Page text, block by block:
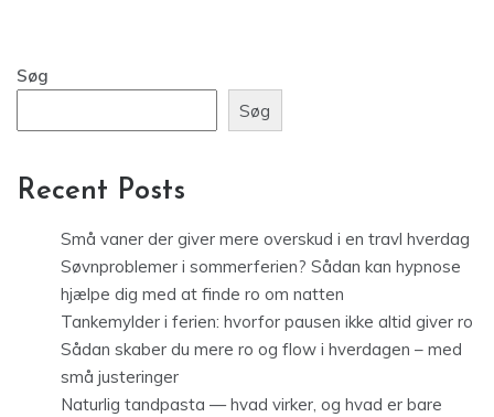
Søg
Søg
Recent Posts
Små vaner der giver mere overskud i en travl hverdag
Søvnproblemer i sommerferien? Sådan kan hypnose
hjælpe dig med at finde ro om natten
Tankemylder i ferien: hvorfor pausen ikke altid giver ro
Sådan skaber du mere ro og flow i hverdagen – med
små justeringer
Naturlig tandpasta — hvad virker, og hvad er bare